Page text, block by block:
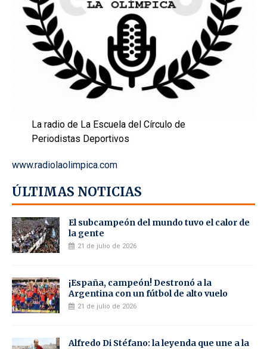
La radio de La Escuela del Círculo de
Periodistas Deportivos
www.radiolaolimpica.com
ÚLTIMAS NOTICIAS
El subcampeón del mundo tuvo el calor de
la gente
21 de julio de 2026
¡España, campeón! Destronó a la
Argentina con un fútbol de alto vuelo
21 de julio de 2026
Alfredo Di Stéfano: la leyenda que une a la